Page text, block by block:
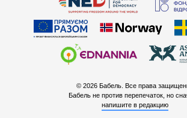
© 2026 Бабель. Все права
Бабель не против перепечаток, но
напишите в редакцию